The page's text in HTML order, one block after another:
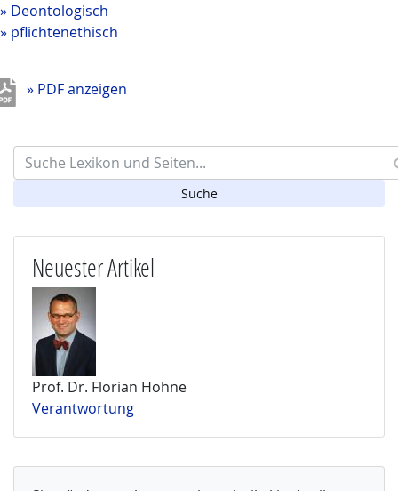
Deontologisch
pflichtenethisch
» PDF anzeigen
Search
Neuester Artikel
Prof. Dr. Florian Höhne
Verantwortung